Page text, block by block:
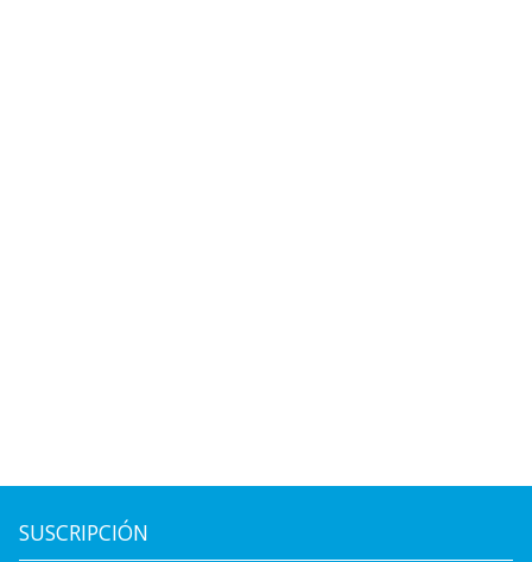
SUSCRIPCIÓN